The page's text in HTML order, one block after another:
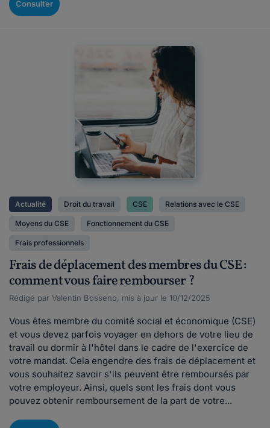
Consulter
Actualité Droit du travail CSE Relations avec le CSE
Moyens du CSE Fonctionnement du CSE
Frais professionnels
Frais de déplacement des membres du CSE :
comment vous faire rembourser ?
Rédigé par Valentin Bosseno, mis à jour le 10/12/2025
Vous êtes membre du comité social et économique (CSE)
et vous devez parfois voyager en dehors de votre lieu de
travail ou dormir à l'hôtel dans le cadre de l'exercice de
votre mandat. Cela engendre des frais de déplacement et
vous souhaitez savoir s'ils peuvent être remboursés par
votre employeur. Ainsi, quels sont les frais dont vous
pouvez obtenir remboursement de la part de votre...